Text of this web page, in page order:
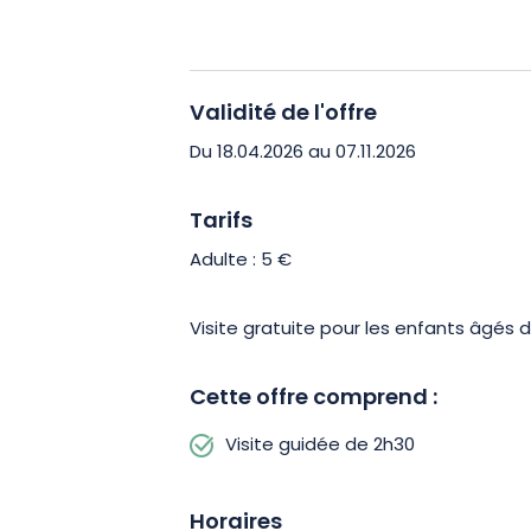
endurance. Le parcours, accessible
l’étang de Vaux, demande un
pleinement de l’expérience. Vous
offrir une expérience à la fois
Réservez votre place et partez à la
Validité de l'offre
Du 18.04.2026 au 07.11.2026
Tarifs
Adulte : 5 €
Visite gratuite pour les enfants âgés
Cette offre comprend :
Visite guidée de 2h30
Horaires